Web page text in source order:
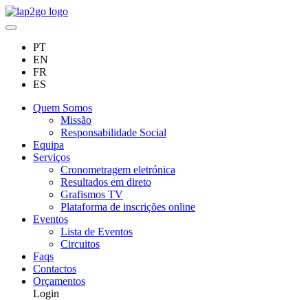
PT
EN
FR
ES
Quem Somos
Missão
Responsabilidade Social
Equipa
Serviços
Cronometragem eletrónica
Resultados em direto
Grafismos TV
Plataforma de inscrições online
Eventos
Lista de Eventos
Circuitos
Faqs
Contactos
Orçamentos
Login